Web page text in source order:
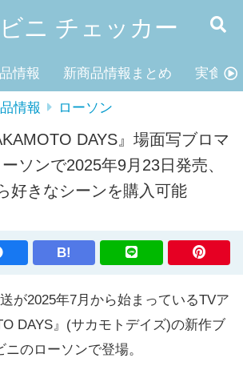
ニ チェッカー
情報 新商品情報まとめ 実食レ
情報 ローソン
DAYS』場面写ブロマ
ソンで2025年9月23日発売、
好きなシーンを購入可能
B!
が2025年7月から始まっているTVア
DAYS』(サカモトデイズ)の新作ブ
のローソンで登場。